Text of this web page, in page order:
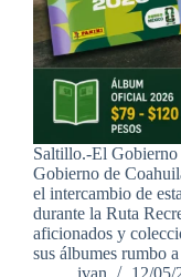
Saltillo.-El
Gobierno de
el intercambio de
durante la Ruta
aficionados y
sus álbumes rumbo